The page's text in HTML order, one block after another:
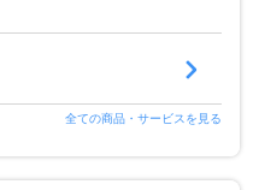
全ての商品・サービスを見る